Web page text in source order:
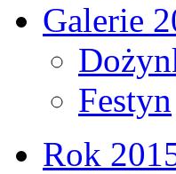
Galerie
Festyn
Rok